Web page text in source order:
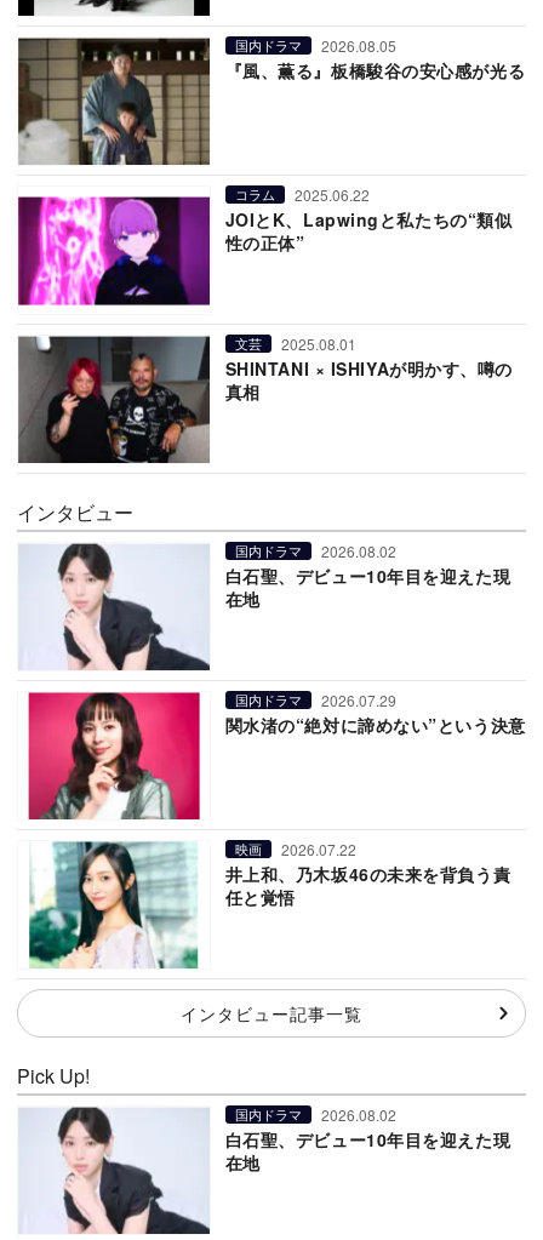
国内ドラマ 2026.08.05
『風、薫る』板橋駿谷の安心感が光る
コラム 2025.06.22
JOIとK、Lapwingと私たちの“類似
性の正体”
文芸 2025.08.01
SHINTANI × ISHIYAが明かす、噂の
真相
インタビュー
国内ドラマ 2026.08.02
白石聖、デビュー10年目を迎えた現
在地
国内ドラマ 2026.07.29
関水渚の“絶対に諦めない”という決意
映画 2026.07.22
井上和、乃木坂46の未来を背負う責
任と覚悟
インタビュー記事一覧
Pick Up!
国内ドラマ 2026.08.02
白石聖、デビュー10年目を迎えた現
在地